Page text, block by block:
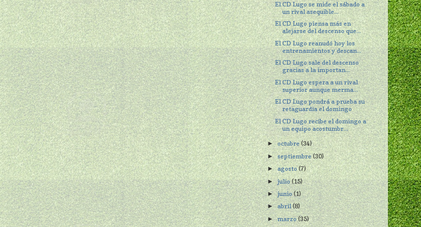
El CD Lugo se mide el sábado a
un rival asequible...
El CD Lugo piensa más en
alejarse del descenso que...
El CD Lugo reanudó hoy los
entrenamientos y descan...
El CD Lugo sale del descenso
gracias a la importan...
El CD Lugo espera a un rival
superior aunque merma...
El CD Lugo pondrá a prueba su
retaguardia el domingo
El CD Lugo recibe el domingo a
un equipo acostumbr...
►octubre(34)
►septiembre(30)
►agosto(7)
►julio(15)
►junio(1)
►abril(8)
►marzo(35)